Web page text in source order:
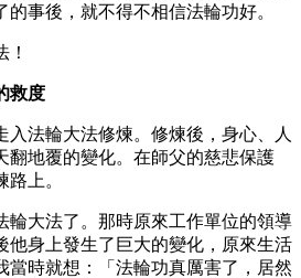
事後，就不得不相信法輪功好。
救度
入法輪大法修煉。修煉後，身心、人
翻地覆的變化。在師父的慈悲保護
上。
輪大法了。那時原來工作單位的領導
他身上發生了巨大的變化，原來生活
當時就想：「法輪功真厲害了，居然